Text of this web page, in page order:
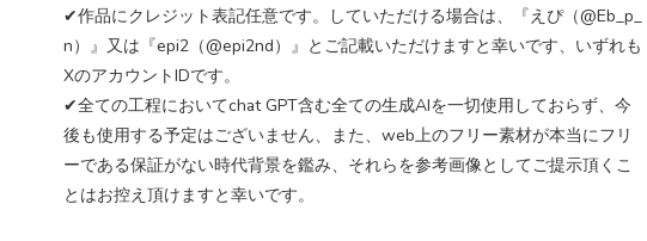
✔︎作品にクレジット表記任意です。していただける場合は、『えぴ（@Eb_p_
n）』又は『epi2（@epi2nd）』とご記載いただけますと幸いです、いずれも
XのアカウントIDです。
✔︎全ての工程においてchat GPT含む全ての生成AIを一切使用しておらず、今
後も使用する予定はございません、また、web上のフリー素材が本当にフリ
ーである保証がない時代背景を鑑み、それらを参考画像としてご提示頂くこ
とはお控え頂けますと幸いです。